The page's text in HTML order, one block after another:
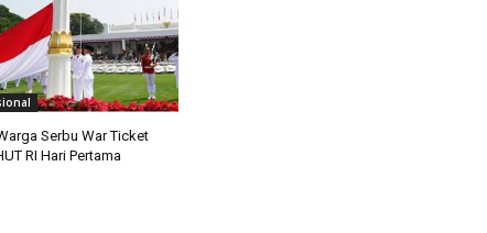
Serbu War Ticket
RI Hari Pertama